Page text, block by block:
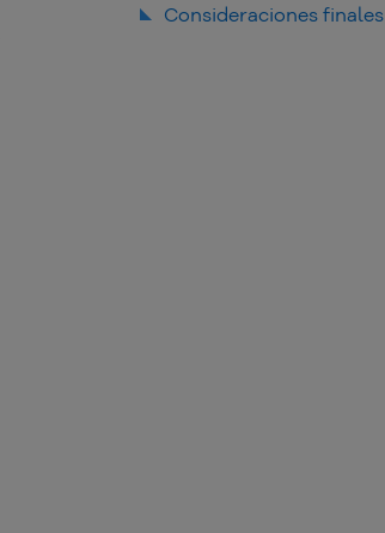
Falta de planificación
Consideraciones finales